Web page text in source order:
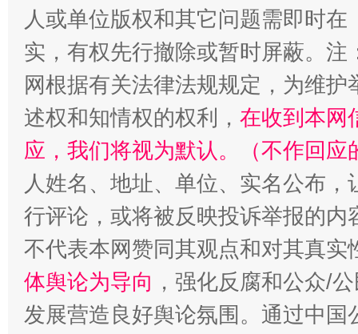
人或单位版权和其它问题需即时在
实，有权先行撤除或暂时屏蔽。
网根据有关法律法规规定，为维
述权和知情权的权利， 在收到本网
应，我们将视为默认。（不作回应
人姓名、地址、单位、实名公布
行评论，或将被反映投诉举报的
不代表本网赞同其观点和对其真实
体舆论为导向 ，强化反腐和公众/
发展营造良好舆论氛围。通过中